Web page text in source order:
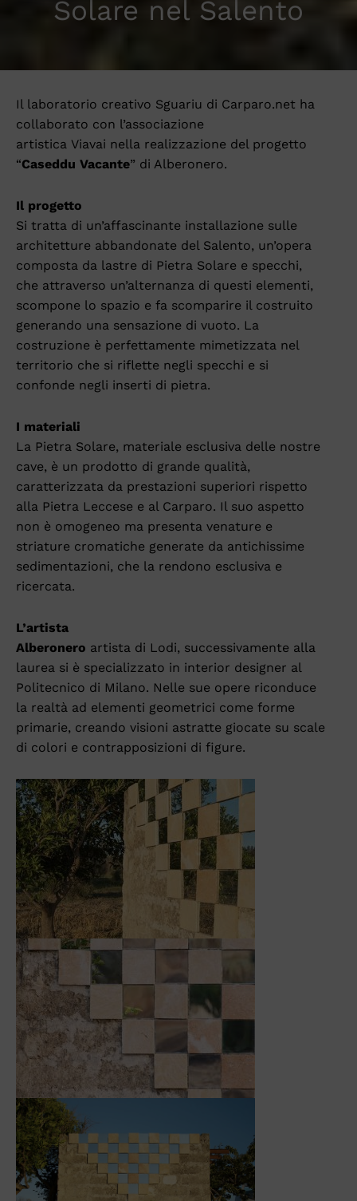
Solare nel Salento
Il laboratorio creativo Sguariu di Carparo.net ha
collaborato con l’associazione
artistica Viavai nella realizzazione del progetto
“Caseddu Vacante” di Alberonero.
Il progetto
Si tratta di un’affascinante installazione sulle
architetture abbandonate del Salento, un’opera
composta da lastre di Pietra Solare e specchi,
che attraverso un’alternanza di questi elementi,
scompone lo spazio e fa scomparire il costruito
generando una sensazione di vuoto. La
costruzione è perfettamente mimetizzata nel
territorio che si riflette negli specchi e si
confonde negli inserti di pietra.
I materiali
La Pietra Solare, materiale esclusiva delle nostre
cave, è un prodotto di grande qualità,
caratterizzata da prestazioni superiori rispetto
alla Pietra Leccese e al Carparo. Il suo aspetto
non è omogeneo ma presenta venature e
striature cromatiche generate da antichissime
sedimentazioni, che la rendono esclusiva e
ricercata.
L’artista
Alberonero artista di Lodi, successivamente alla
laurea si è specializzato in interior designer al
Politecnico di Milano. Nelle sue opere riconduce
la realtà ad elementi geometrici come forme
primarie, creando visioni astratte giocate su scale
di colori e contrapposizioni di figure.